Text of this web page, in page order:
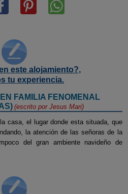
este alojamiento?,
tu experiencia.
FAMILIA FENOMENAL
(escrito por Jesus Mari)
casa, el lugar donde esta situada, que
la atención de las señoras de la
del gran ambiente navideño de